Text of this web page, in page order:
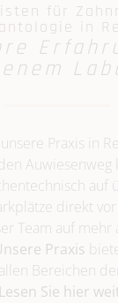
für
in
Praxis in
auf
direkt
Team auf
Praxis
Bereichen
Lesen Sie hier